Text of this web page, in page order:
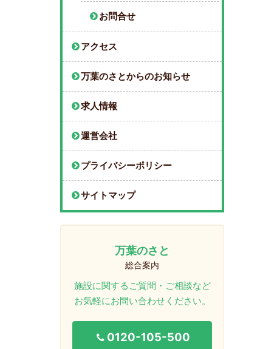
お問合せ
アクセス
万葉のさとからのお知らせ
求人情報
運営会社
プライバシーポリシー
サイトマップ
万葉のさと
総合案内
施設に関するご質問・ご相談など
お気軽にお問い合わせください。
0120-105-500